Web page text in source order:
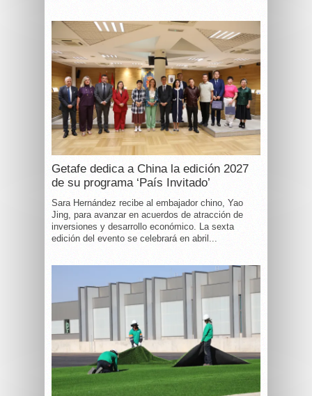
Getafe dedica a China la edición 2027
de su programa ‘País Invitado’
Sara Hernández recibe al embajador chino, Yao
Jing, para avanzar en acuerdos de atracción de
inversiones y desarrollo económico. La sexta
edición del evento se celebrará en abril...